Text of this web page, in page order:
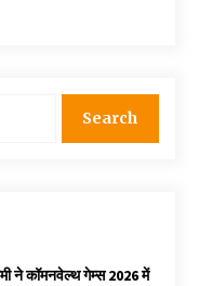
ने कॉमनवेल्थ गेम्स 2026 में